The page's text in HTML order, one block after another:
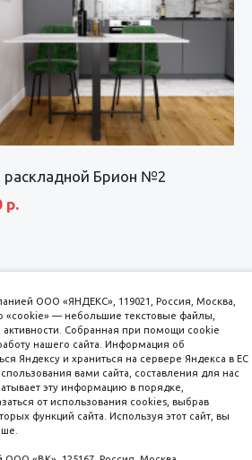
раскладной Брион №2
р.
пл. Соляная, 6, стр. 16
8 (3822) 60-70-30
ООО «ЯНДЕКС», 119021, Россия, Москва,
«cookie» — небольшие текстовые файлы,
Собранная при помощи cookie
нашего сайта. Информация об
Яндексу и храниться на сервере Яндекса в ЕС
вами сайта, составления для нас
эту информацию в порядке,
от использования cookies, выбрав
функций сайта. Используя этот сайт, вы